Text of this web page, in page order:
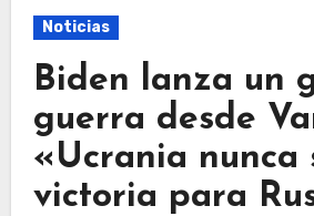
Noticias
Biden lanza un
guerra desde
«Ucrania nunca
victoria para